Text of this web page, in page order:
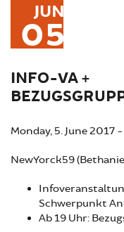
JUN
05
INFO-VA +
Monday, 5. June 2017
NewYorck59
Schwerpunkt
Ab 19 Uhr: